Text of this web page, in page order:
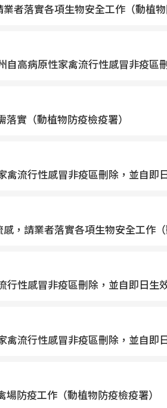
者落實各項生物安全工作（動植物
高病原性家禽流行性感冒非疫區
實（動植物防疫檢疫署）
流行性感冒非疫區刪除，並自即
，請業者落實各項生物安全工作（
性感冒非疫區刪除，並自即日生
流行性感冒非疫區刪除，並自即
防疫工作（動植物防疫檢疫署）